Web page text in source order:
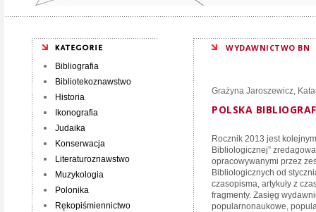
Bibliografia
Bibliotekoznawstwo
Historia
Ikonografia
Judaika
Konserwacja
Literaturoznawstwo
Muzykologia
Polonika
Rękopiśmiennictwo
WYDAWNICTWO BN
Grażyna Jaroszewicz,
POLSKA
Rocznik 2013 jest
Bibliologicznej”
opracowywanymi przez
Bibliologicznych od
czasopisma, artykuły z
fragmenty. Zasięg
popularnonaukowe,